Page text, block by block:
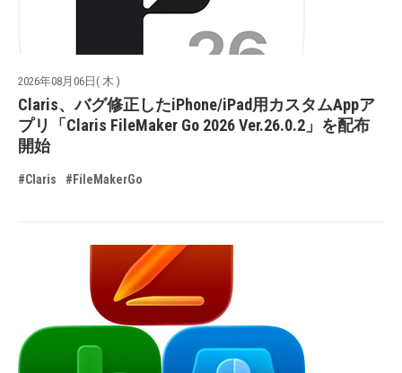
2026年08月06日( 木 )
Claris、バグ修正したiPhone/iPad用カスタムAppア
プリ「Claris FileMaker Go 2026 Ver.26.0.2」を配布
開始
#Claris #FileMakerGo